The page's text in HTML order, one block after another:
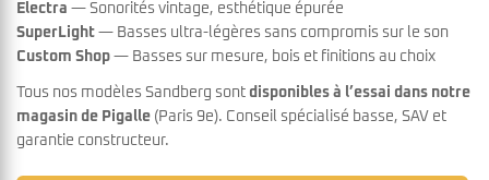
Electra — Sonorités vintage, esthétique épurée
SuperLight — Basses ultra-légères sans compromis sur le son
Custom Shop — Basses sur mesure, bois et finitions au choix
Tous nos modèles Sandberg sont disponibles à l’essai dans notre
magasin de Pigalle (Paris 9e). Conseil spécialisé basse, SAV et
garantie constructeur.